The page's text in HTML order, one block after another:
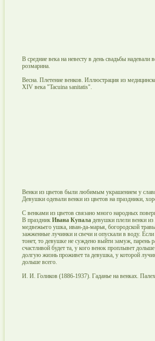
В средние века на невесту в день свадьбы надевали
розмарина.
Весна. Плетение венков. Иллюстрация из
XIV века "Tacuina sanitatis".
Венки из цветов были любимым украшением у
Девушки одевали венки из цветов на праздники,
С венками из цветов связано много народных
В праздник Ивана Купаладевушки плели венки из
медвежьего ушка, иван-да-марья, богородской
зажженные лучинки и свечи и опускали в воду.
тонет, то девушке не суждено выйти замуж, парень
счастливой будет та, у кого венок проплывет
долгую жизнь проживет та девушка, у которой
дольше всего.
И. И. Голиков (1886-1937). Гаданье на венках.